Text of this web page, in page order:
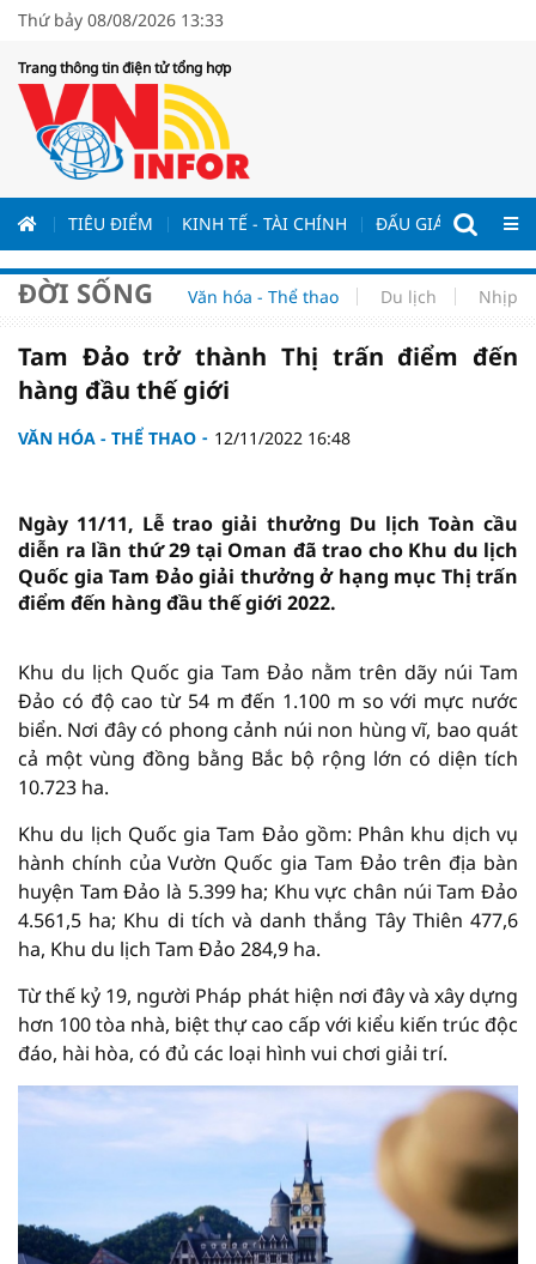
Thứ bảy 08/08/2026 13:33
Trang thông tin điện tử tổng hợp
TIÊU ĐIỂM KINH TẾ - TÀI CHÍNH ĐẤU GIÁ - ĐẤU
ĐỜI SỐNG Văn hóa - Thể thao Du lịch Nhịp
Tam Đảo trở thành Thị trấn điểm đến
hàng đầu thế giới
VĂN HÓA - THỂ THAO 12/11/2022 16:48
Ngày 11/11, Lễ trao giải thưởng Du lịch Toàn cầu
diễn ra lần thứ 29 tại Oman đã trao cho Khu du lịch
Quốc gia Tam Đảo giải thưởng ở hạng mục Thị trấn
điểm đến hàng đầu thế giới 2022.
Khu du lịch Quốc gia Tam Đảo nằm trên dãy núi Tam
Đảo có độ cao từ 54 m đến 1.100 m so với mực nước
biển. Nơi đây có phong cảnh núi non hùng vĩ, bao quát
cả một vùng đồng bằng Bắc bộ rộng lớn có diện tích
10.723 ha.
Khu du lịch Quốc gia Tam Đảo gồm: Phân khu dịch vụ
hành chính của Vườn Quốc gia Tam Đảo trên địa bàn
huyện Tam Đảo là 5.399 ha; Khu vực chân núi Tam Đảo
4.561,5 ha; Khu di tích và danh thắng Tây Thiên 477,6
ha, Khu du lịch Tam Đảo 284,9 ha.
Từ thế kỷ 19, người Pháp phát hiện nơi đây và xây dựng
hơn 100 tòa nhà, biệt thự cao cấp với kiểu kiến trúc độc
đáo, hài hòa, có đủ các loại hình vui chơi giải trí.